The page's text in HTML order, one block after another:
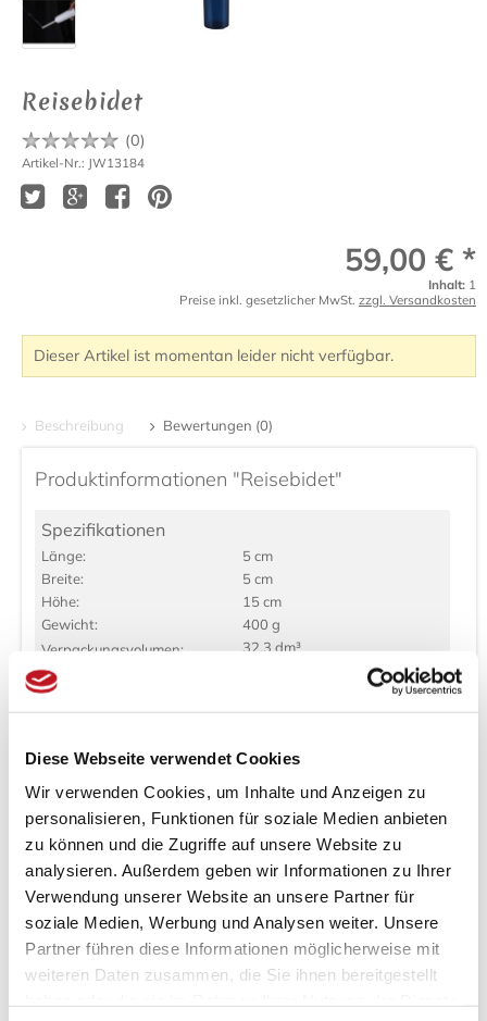
Diese Webseite verwendet Cookies
Wir verwenden Cookies, um Inhalte und Anzeigen zu
personalisieren, Funktionen für soziale Medien anbieten
zu können und die Zugriffe auf unsere Website zu
analysieren. Außerdem geben wir Informationen zu Ihrer
Verwendung unserer Website an unsere Partner für
soziale Medien, Werbung und Analysen weiter. Unsere
Partner führen diese Informationen möglicherweise mit
weiteren Daten zusammen, die Sie ihnen bereitgestellt
Reisebidet
(0)
Artikel-Nr.: JW13184
59,00 € *
Inhalt: 1
Preise inkl. gesetzlicher MwSt. zzgl. Versandkosten
Dieser Artikel ist momentan leider nicht verfügbar.
Beschreibung Bewertungen (0)
Produktinformationen "Reisebidet"
Spezifikationen
Länge:
5 cm
Breite:
5 cm
Höhe:
15 cm
Gewicht:
400 g
Verpackungs­volumen:
32,3 dm³
Dieses tragbare, batteriebetriebene Reisebidet (portable
von 5 x 15 cm auch auf Reisen bequem zu
transportieren. Besonders empfehlenswert und hilfreich
ist dieses portable Bidet für Menschen mit Hämorrhoiden
und Menschen, die aufgrund von Krankheiten in ihrer
Beweglichkeit beschränkt sind. Jede Flüssigkeit, solange
sie nicht dickflüssig kann als Spüllösung verwendet
werden. Möchten Sie beispielsweise Kamillentee
verwenden, sollte dieser vorher gefiltert werden, um zu
vermeiden dass das feine Filtersieb im Travelbidet